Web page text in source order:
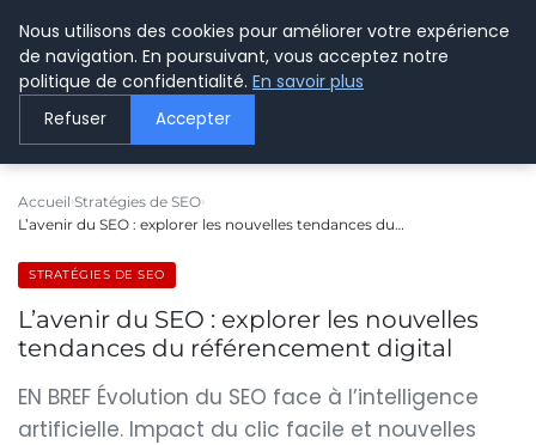
LE WEBMARKETING
Accueil Stratégies de SEO
L’avenir du SEO : explorer les nouvelles tendances du…
STRATÉGIES DE SEO
L’avenir du SEO : explorer les nouvelles
tendances du référencement digital
EN BREF Évolution du SEO face à l’intelligence
artificielle. Impact du clic facile et nouvelles
Nous utilisons des cookies pour améliorer votre expérience
de navigation. En poursuivant, vous acceptez notre
politique de confidentialité. En savoir plus
Refuser Accepter